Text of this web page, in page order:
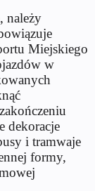
należy
Miejskiego
w
dekoracje
i tramwaje
formy,